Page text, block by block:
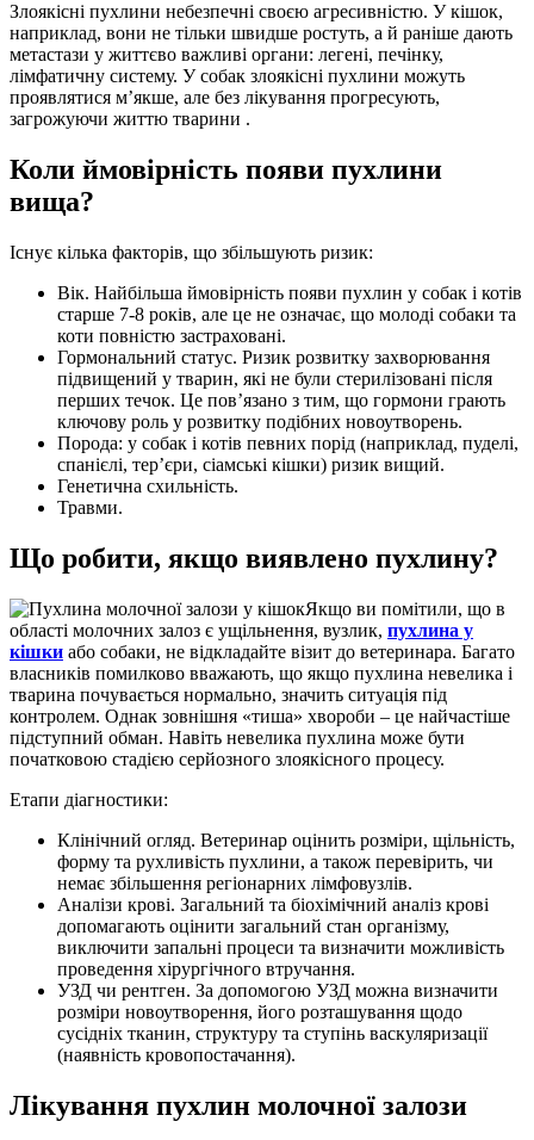
Злоякісні пухлини небезпечні своєю агресивністю. У кішок,
наприклад, вони не тільки швидше ростуть, а й раніше дають
метастази у життєво важливі органи: легені, печінку,
лімфатичну систему. У собак злоякісні пухлини можуть
проявлятися м’якше, але без лікування прогресують,
загрожуючи життю тварини .
Коли ймовірність появи пухлини
вища?
Існує кілька факторів, що збільшують ризик:
Вік. Найбільша ймовірність появи пухлин у собак і котів
старше 7-8 років, але це не означає, що молоді собаки та
коти повністю застраховані.
Гормональний статус. Ризик розвитку захворювання
підвищений у тварин, які не були стерилізовані після
перших течок. Це пов’язано з тим, що гормони грають
ключову роль у розвитку подібних новоутворень.
Порода: у собак і котів певних порід (наприклад, пуделі,
спанієлі, тер’єри, сіамські кішки) ризик вищий.
Генетична схильність.
Травми.
Що робити, якщо виявлено пухлину?
Якщо ви помітили, що в
області молочних залоз є ущільнення, вузлик, пухлина у
кішки або собаки, не відкладайте візит до ветеринара. Багато
власників помилково вважають, що якщо пухлина невелика і
тварина почувається нормально, значить ситуація під
контролем. Однак зовнішня «тиша» хвороби – це найчастіше
підступний обман. Навіть невелика пухлина може бути
початковою стадією серйозного злоякісного процесу.
Етапи діагностики:
Клінічний огляд. Ветеринар оцінить розміри, щільність,
форму та рухливість пухлини, а також перевірить, чи
немає збільшення регіонарних лімфовузлів.
Аналізи крові. Загальний та біохімічний аналіз крові
допомагають оцінити загальний стан організму,
виключити запальні процеси та визначити можливість
проведення хірургічного втручання.
УЗД чи рентген. За допомогою УЗД можна визначити
розміри новоутворення, його розташування щодо
сусідніх тканин, структуру та ступінь васкуляризації
(наявність кровопостачання).
Лікування пухлин молочної залози